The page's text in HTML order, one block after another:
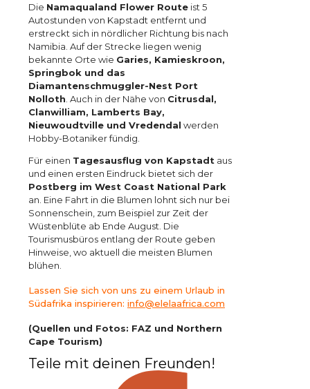
Die Namaqualand Flower Route ist 5
Autostunden von Kapstadt entfernt und
erstreckt sich in nördlicher Richtung bis nach
Namibia. Auf der Strecke liegen wenig
bekannte Orte wie Garies, Kamieskroon,
Springbok und das
Diamantenschmuggler-Nest Port
Nolloth . Auch in der Nähe von Citrusdal,
Clanwilliam, Lamberts Bay,
Nieuwoudtville und Vredendal werden
Hobby-Botaniker fündig.
Für einen Tagesausflug von Kapstadt aus
und einen ersten Eindruck bietet sich der
Postberg im West Coast National Park
an. Eine Fahrt in die Blumen lohnt sich nur bei
Sonnenschein, zum Beispiel zur Zeit der
Wüstenblüte ab Ende August. Die
Tourismusbüros entlang der Route geben
Hinweise, wo aktuell die meisten Blumen
blühen.
Lassen Sie sich von uns zu einem Urlaub in
Südafrika inspirieren: info@elelaafrica.com
(Quellen und Fotos: FAZ und Northern
Cape Tourism)
Teile mit deinen Freunden!